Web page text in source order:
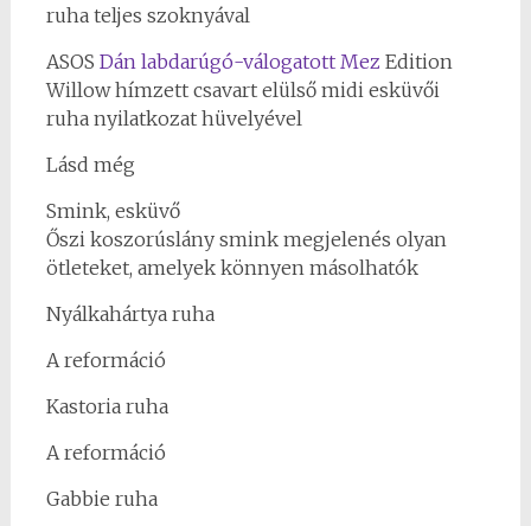
ruha teljes szoknyával
ASOS Dán labdarúgó-válogatott Mez Edition
Willow hímzett csavart elülső midi esküvői
ruha nyilatkozat hüvelyével
Lásd még
Smink, esküvő
Őszi koszorúslány smink megjelenés olyan
ötleteket, amelyek könnyen másolhatók
Nyálkahártya ruha
A reformáció
Kastoria ruha
A reformáció
Gabbie ruha